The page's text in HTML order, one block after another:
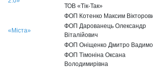
ТОВ «Тік-Так»
ФОП Котенко Максим
«Міста»
ФОП Дарованець Олександр
Віталійович
ФОП Оніщенко Дмитро
ФОП Тімоніна Оксана
Володимирівна